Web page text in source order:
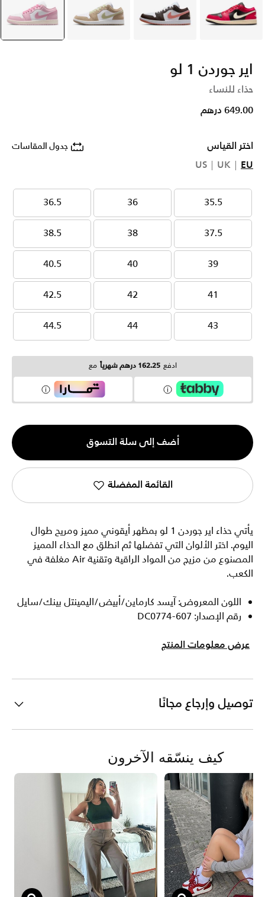
أحمر أبيض بنى أحمر
اير جوردن 1 لو
حذاء للنساء
649.00 درهم
اختر القياس جدول المقاسات
EU
UK
US
35.5
35.5
36
36
36.5
36.5
37.5
37.5
38
38
38.5
38.5
39
39
40
40
40.5
40.5
41
41
42
42
42.5
42.5
43
43
44
44
44.5
44.5
ادفع 162.25 درهم شهرياً مع
الكمية
1
أضف إلى سلة التسوق
القائمة المفضلة
يأتي حذاء اير جوردن 1 لو بمظهر أيقوني مميز ومريح طوال
اليوم. اختر الألوان التي تفضلها ثم انطلق مع الحذاء المميز
المصنوع من مزيج من المواد الراقية وتقنية Air مغلفة في
الكعب.
اللون المعروض: آيسد كارماين/أبيض/اليمينتل بينك/سايل
رقم الإصدار: DC0774-607
عرض معلومات المنتج
توصيل وإرجاع مجانًا